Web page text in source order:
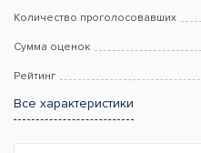
Количество проголосовавших
Сумма оценок
Рейтинг
Все характеристики